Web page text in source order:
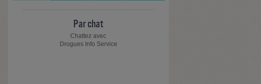
Par chat
Chattez avec
Drogues Info Service